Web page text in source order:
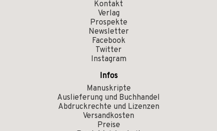
Kontakt
Verlag
Prospekte
Newsletter
Facebook
Twitter
Instagram
Infos
Manuskripte
Auslieferung und Buchhandel
Abdruckrechte und Lizenzen
Versandkosten
Preise